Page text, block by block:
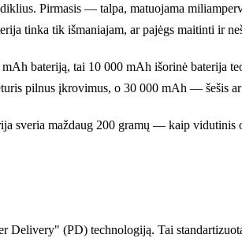
Pirmasis — talpa, matuojama
tinka tik išmaniajam, ar pajėgs maitinti ir
bateriją, tai 10 000 mAh išorinė baterija
pilnus įkrovimus, o 30 000 mAh — šešis
sveria maždaug 200 gramų — kaip
Delivery" (PD) technologiją. Tai